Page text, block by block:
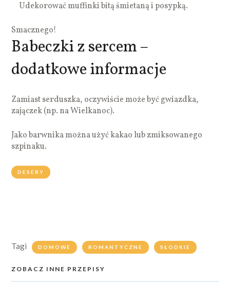
Udekorować muffinki bitą śmietaną i posypką.
Smacznego!
Babeczki z sercem –
dodatkowe informacje
Zamiast serduszka, oczywiście może być gwiazdka,
zajączek (np. na Wielkanoc).
Jako barwnika można użyć kakao lub zmiksowanego
szpinaku.
DESERY
Tagi DOMOWE ROMANTYCZNE SŁODKIE
ZOBACZ INNE PRZEPISY